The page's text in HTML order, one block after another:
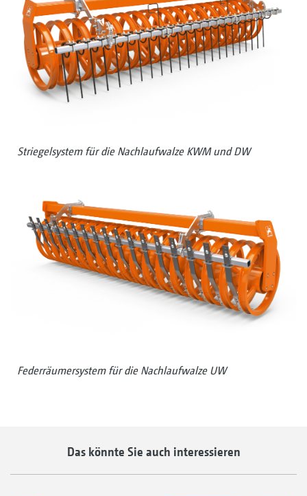
Striegelsystem für die Nachlaufwalze KWM und DW
Federräumersystem für die Nachlaufwalze UW
Das könnte Sie auch interessieren